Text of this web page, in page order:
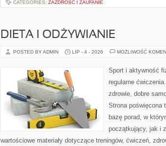
CATEGORIES: ZAZDROŚĆ I ZAUFANIE
DIETA I ODŻYWIANIE
POSTED BY ADMIN LIP - 4 - 2026 MOŻLIWOŚĆ
Sport i aktywność
regularne
zdrowie, dobre
Strona poświęcona
bazę porad, w
początkujący, jak i
wartościowe materiały dotyczące treningów, ćwiczeń,